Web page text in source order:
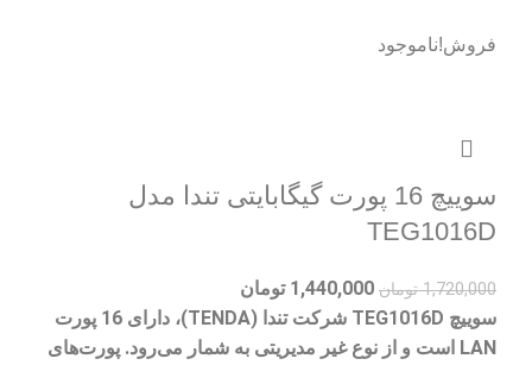
فروش!ناموجود
سوییچ 16 پورت گیگابایتی تندا مدل
TEG1016D
1,720,000 تومان 1,440,000 تومان
سوییچ TEG1016D شرکت تندا (TENDA)، دارای 16 پورت
LAN است و از نوع غیر مدیریتی به شمار می‌رود. پورت‌های